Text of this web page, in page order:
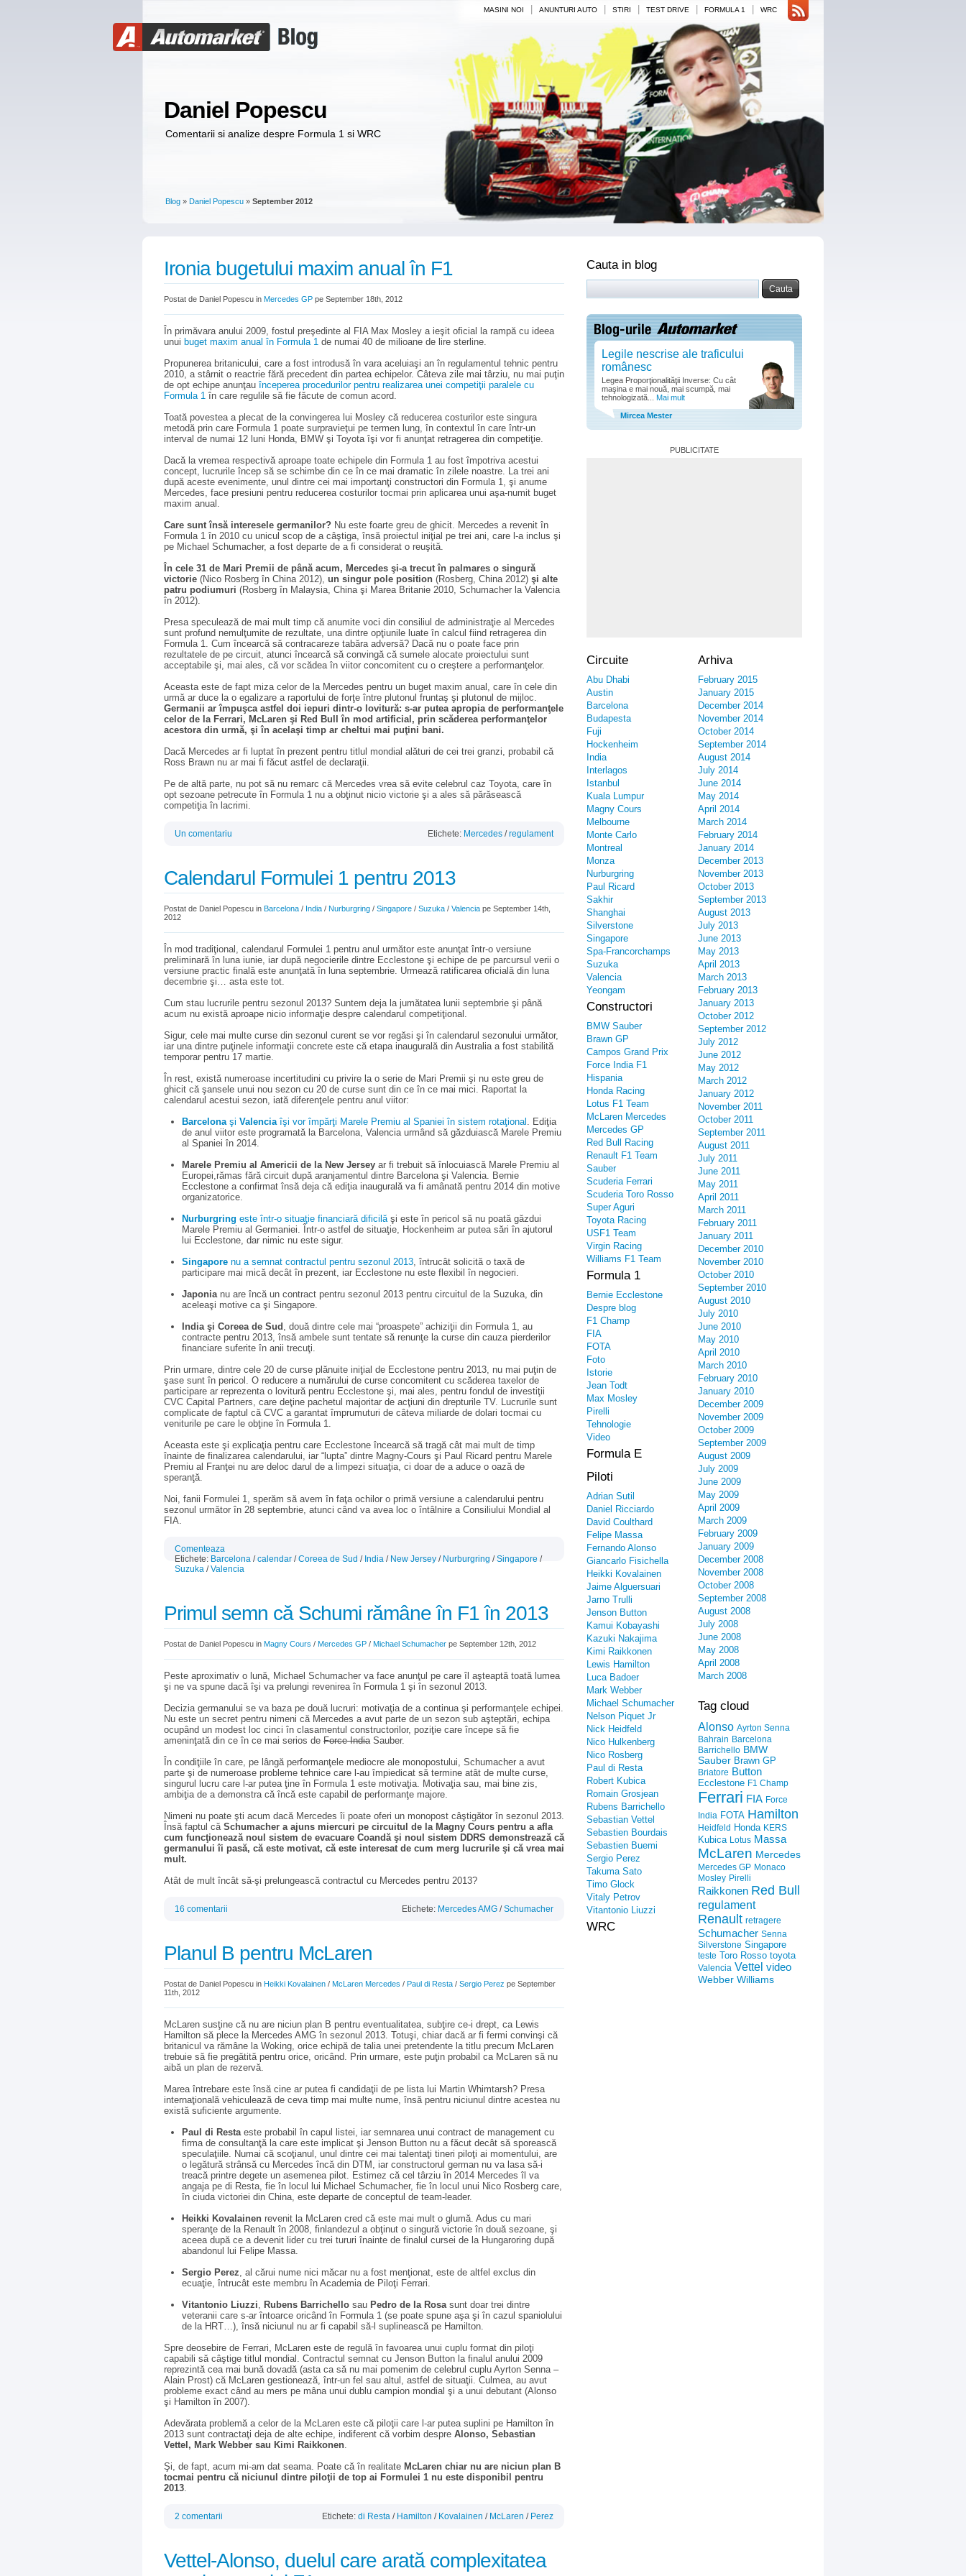
Daniel Popescu
Comentarii si analize despre Formula 1 si WRC
MASINI NOI ANUNTURI AUTO STIRI TEST DRIVE FORMULA 1 WRC
Blog » Daniel Popescu » September 2012
Ironia bugetului maxim anual în F1
Postat de Daniel Popescu in Mercedes GP pe September 18th, 2012
În primăvara anului 2009, fostul preşedinte al FIA Max Mosley a ieşit oficial la rampă cu ideea
unui buget maxim anual în Formula 1 de numai 40 de milioane de lire sterline.
Propunerea britanicului, care a fost introdusă în vara aceluiaşi an în regulamentul tehnic pentru
2010, a stârnit o reactrie fără precedent din partea echipelor. Câteva zile mai târziu, nu mai puţin
de opt echipe anunţau începerea procedurilor pentru realizarea unei competiţii paralele cu
Formula 1 în care regulile să fie făcute de comun acord.
Toată povestea a plecat de la convingerea lui Mosley că reducerea costurilor este singura
metodă prin care Formula 1 poate surpravieţui pe termen lung, în contextul în care într-un
interval de numai 12 luni Honda, BMW şi Toyota îşi vor fi anunţat retragerea din competiţie.
Dacă la vremea respectivă aproape toate echipele din Formula 1 au fost împotriva acestui
concept, lucrurile încep să se schimbe din ce în ce mai dramatic în zilele noastre. La trei ani
după aceste evenimente, unul dintre cei mai importanţi constructori din Formula 1, şi anume
Mercedes, face presiuni pentru reducerea costurilor tocmai prin aplicarea unui aşa-numit buget
maxim anual.
Care sunt însă interesele germanilor? Nu este foarte greu de ghicit. Mercedes a revenit în
Formula 1 în 2010 cu unicul scop de a câştiga, însă proiectul iniţial pe trei ani, care l-a inclus şi
pe Michael Schumacher, a fost departe de a fi considerat o reuşită.
În cele 31 de Mari Premii de până acum, Mercedes şi-a trecut în palmares o singură
victorie (Nico Rosberg în China 2012), un singur pole position (Rosberg, China 2012) şi alte
patru podiumuri (Rosberg în Malaysia, China şi Marea Britanie 2010, Schumacher la Valencia
în 2012).
Presa speculează de mai mult timp că anumite voci din consiliul de administraţie al Mercedes
sunt profund nemulţumite de rezultate, una dintre opţiunile luate în calcul fiind retragerea din
Formula 1. Cum încearcă să contracareze tabăra adversă? Dacă nu o poate face prin
rezultatele de pe circuit, atunci încearcă să convingă că sumele alocate proiectului sunt
acceptabile şi, mai ales, că vor scădea în viitor concomitent cu o creştere a performanţelor.
Aceasta este de fapt miza celor de la Mercedes pentru un buget maxim anual, care în cele din
urmă ar duce la o egalizare a raportului de forţe între plutonul fruntaş şi plutonul de mijloc.
Germanii ar împuşca astfel doi iepuri dintr-o lovitură: s-ar putea apropia de performanţele
celor de la Ferrari, McLaren şi Red Bull în mod artificial, prin scăderea performanţelor
acestora din urmă, şi în acelaşi timp ar cheltui mai puţini bani.
Dacă Mercedes ar fi luptat în prezent pentru titlul mondial alături de cei trei granzi, probabil că
Ross Brawn nu ar mai fi făcut astfel de declaraţii.
Pe de altă parte, nu pot să nu remarc că Mercedes vrea să evite celebrul caz Toyota, care în
opt sezoane petrecute în Formula 1 nu a obţinut nicio victorie şi a ales să părăsească
competiţia în lacrimi.
Un comentariu Etichete: Mercedes /regulament
Calendarul Formulei 1 pentru 2013
Postat de Daniel Popescu in Barcelona / India / Nurburgring / Singapore / Suzuka / Valencia pe September 14th,
2012
În mod tradiţional, calendarul Formulei 1 pentru anul următor este anunţat într-o versiune
preliminară în luna iunie, iar după negocierile dintre Ecclestone şi echipe de pe parcursul verii o
versiune practic finală este anunţată în luna septembrie. Urmează ratificarea oficială din luna
decembrie şi… asta este tot.
Cum stau lucrurile pentru sezonul 2013? Suntem deja la jumătatea lunii septembrie şi până
acum nu există aproape nicio informaţie despre calendarul competiţional.
Sigur, cele mai multe curse din sezonul curent se vor regăsi şi în calendarul sezonului următor,
iar una dintre puţinele informaţii concrete este că etapa inaugurală din Australia a fost stabilită
temporar pentru 17 martie.
În rest, există numeroase incertitudini cu privire la o serie de Mari Premii şi nu este greu de
ghicit că şansele unui nou sezon cu 20 de curse sunt din ce în ce mai mici. Raportat la
calendarul acestui sezon, iată diferenţele pentru anul viitor:
Barcelonaşi Valenciaîşi vor împărţi Marele Premiu al Spaniei în sistem rotaţional . Ediţia
de anul viitor este programată la Barcelona, Valencia urmând să găzduiască Marele Premiu
al Spaniei în 2014.
Marele Premiu al Americii de la New Jersey ar fi trebuit să înlocuiască Marele Premiu al
Europei,rămas fără circuit după aranjamentul dintre Barcelona şi Valencia. Bernie
Ecclestone a confirmat însă deja că ediţia inaugurală va fi amânată pentru 2014 din motive
organizatorice.
Nurburgring este într-o situaţie financiară dificilăşi este în pericol să nu poată găzdui
Marele Premiu al Germaniei. Într-o astfel de situaţie, Hockenheim ar putea sări în ajutorul
lui Ecclestone, dar nimic nu este sigur.
Singapore nu a semnat contractul pentru sezonul 2013, întrucât solicită o taxă de
participare mai mică decât în prezent, iar Ecclestone nu este flexibil în negocieri.
Japonianu are încă un contract pentru sezonul 2013 pentru circuitul de la Suzuka, din
aceleaşi motive ca şi Singapore.
India şi Coreea de Sud , două dintre cele mai “proaspete” achiziţii din Formula 1, au
contracte pentru 2013, însă ambele sunt tentate să renunţe la curse din cauza pierderilor
financiare suferite în anii trecuţi.
Prin urmare, dintre cele 20 de curse plănuite iniţial de Ecclestone pentru 2013, nu mai puţin de
şase sunt în pericol. O reducere a numărului de curse concomitent cu scăderea taxelor de
participare ar reprezenta o lovitură pentru Ecclestone şi, mai ales, pentru fondul de investiţii
CVC Capital Partners, care deţine pachetul majoritar de acţiuni din drepturile TV. Lucrurile sunt
complicate de faptul că CVC a garantat împrumuturi de câteva miliarde de dolari tocmai cu
veniturile pe care le obţine în Formula 1.
Aceasta este şi explicaţia pentru care Ecclestone încearcă să tragă cât mai mult de timp
înainte de finalizarea calendarului, iar “lupta” dintre Magny-Cours şi Paul Ricard pentru Marele
Premiu al Franţei nu are deloc darul de a limpezi situaţia, ci doar de a aduce o oază de
speranţă.
Noi, fanii Formulei 1, sperăm să avem în faţa ochilor o primă versiune a calendarului pentru
sezonul următor în 28 septembrie, atunci când va avea loc o întâlnire a Consiliului Mondial al
FIA.
Comenteaza
Etichete: Barcelona /calendar /Coreea de Sud / India / New Jersey / Nurburgring /Singapore /
Suzuka /Valencia
Primul semn că Schumi rămâne în F1 în 2013
Postat de Daniel Popescu in Magny Cours / Mercedes GP / Michael Schumacher pe September 12th, 2012
Peste aproximativ o lună, Michael Schumacher va face anunţul pe care îl aşteaptă toată lumea
şi ne va spune dacă îşi va prelungi revenirea în Formula 1 şi în sezonul 2013.
Decizia germanului se va baza pe două lucruri: motivaţia de a continua şi performanţele echipei.
Nu este un secret pentru nimeni că Mercedes a avut parte de un sezon sub aşteptări, echipa
ocupând un modest loc cinci în clasamentul constructorilor, poziţie care începe să fie
ameninţată din ce în ce mai serios de Force IndiaSauber.
În condiţiile în care, pe lângă performanţele mediocre ale monopostului, Schumacher a avut
parte şi de numeroase probleme tehnice care l-au împiedicat să termine atât de multe curse,
singurul lucru care l-ar putea ţine în Formula 1 este motivaţia. Motivaţia sau, mai bine zis,
ambiţia de a demonstra că încă este capabil de performanţe majore.
Nimeni nu poate şti acum dacă Mercedes îi poate oferi un monopost câştigător în sezonul 2013.
Însă faptul că Schumacher a ajuns miercuri pe circuitul de la Magny Cours pentru a afla
cum funcţionează noul sistem de evacuare Coandă şi noul sistem DDRS demonstrează că
germanului îi pasă, că este motivat, că este interesat de cum merg lucrurile şi că vrea mai
mult.
Atât de mult încât să-şi prelungească contractul cu Mercedes pentru 2013?
16 comentarii Etichete: Mercedes AMG /Schumacher
Planul B pentru McLaren
Postat de Daniel Popescu in Heikki Kovalainen / McLaren Mercedes / Paul di Resta / Sergio Perez pe September
11th, 2012
McLaren susţine că nu are niciun plan B pentru eventualitatea, subţire ce-i drept, ca Lewis
Hamilton să plece la Mercedes AMG în sezonul 2013. Totuşi, chiar dacă ar fi fermi convinşi că
britanicul va rămâne la Woking, orice echipă de talia unei pretendente la titlu precum McLaren
trebuie să fie pregătită pentru orice, oricând. Prin urmare, este puţin probabil ca McLaren să nu
aibă un plan de rezervă.
Marea întrebare este însă cine ar putea fi candidaţii de pe lista lui Martin Whimtarsh? Presa
internaţională vehiculează de ceva timp mai multe nume, însă pentru niciunul dintre acestea nu
există suficiente argumente.
Paul di Restaeste probabil în capul listei, iar semnarea unui contract de management cu
firma de consultanţă la care este implicat şi Jenson Button nu a făcut decât să sporească
speculaţiile. Numai că scoţianul, unul dintre cei mai talentaţi tineri piloţi ai momentului, are
o legătură strânsă cu Mercedes încă din DTM, iar constructorul german nu va lasa să-i
treacă printre degete un asemenea pilot. Estimez că cel târziu în 2014 Mercedes îl va
angaja pe di Resta, fie în locul lui Michael Schumacher, fie în locul unui Nico Rosberg care,
în ciuda victoriei din China, este departe de conceptul de team-leader.
Heikki Kovalainen revenit la McLaren cred că este mai mult o glumă. Adus cu mari
speranţe de la Renault în 2008, finlandezul a obţinut o singură victorie în două sezoane, şi
aceea după ce a devenit lider cu trei tururi înainte de finalul cursei de la Hungaroring după
abandonul lui Felipe Massa.
Sergio Perez, al cărui nume nici măcar nu a fost menţionat, este de altfel exclus din
ecuaţie, întrucât este membru în Academia de Piloţi Ferrari.
Vitantonio Liuzzi, Rubens Barrichello sau Pedro de la Rosasunt doar trei dintre
veteranii care s-ar întoarce oricând în Formula 1 (se poate spune aşa şi în cazul spaniolului
de la HRT…), însă niciunul nu ar fi capabil să-l suplinească pe Hamilton.
Spre deosebire de Ferrari, McLaren este de regulă în favoarea unui cuplu format din piloţi
capabili să câştige titlul mondial. Contractul semnat cu Jenson Button la finalul anului 2009
reprezintă cea mai bună dovadă (asta ca să nu mai pomenim de celebrul cuplu Ayrton Senna –
Alain Prost) că McLaren gestionează, într-un fel sau altul, astfel de situaţii. Culmea, au avut
probleme exact când au mers pe mâna unui dublu campion mondial şi a unui debutant (Alonso
şi Hamilton în 2007).
Adevărata problemă a celor de la McLaren este că piloţii care l-ar putea suplini pe Hamilton în
2013 sunt contractaţi deja de alte echipe, indiferent că vorbim despre Alonso, Sebastian
Vettel, Mark Webber sau Kimi Raikkonen.
Şi, de fapt, acum mi-am dat seama. Poate că în realitate McLaren chiar nu are niciun plan B
tocmai pentru că niciunul dintre piloţii de top ai Formulei 1 nu este disponibil pentru
2013.
2 comentarii Etichete: di Resta / Hamilton / Kovalainen / McLaren / Perez
Vettel-Alonso, duelul care arată complexitatea
Cauta in blog
Legile nescrise ale traficului
românesc
Legea Proporţionalităţii Inverse: Cu cât
maşina e mai nouă, mai scumpă, mai
tehnologizată...
Mai mult
Mircea Mester
PUBLICITATE
Circuite
Abu Dhabi
Austin
Barcelona
Budapesta
Fuji
Hockenheim
India
Interlagos
Istanbul
Kuala Lumpur
Magny Cours
Melbourne
Monte Carlo
Montreal
Monza
Nurburgring
Paul Ricard
Sakhir
Shanghai
Silverstone
Singapore
Spa-Francorchamps
Suzuka
Valencia
Yeongam
Constructori
BMW Sauber
Brawn GP
Campos Grand Prix
Force India F1
Hispania
Honda Racing
Lotus F1 Team
McLaren Mercedes
Mercedes GP
Red Bull Racing
Renault F1 Team
Sauber
Scuderia Ferrari
Scuderia Toro Rosso
Super Aguri
Toyota Racing
USF1 Team
Virgin Racing
Williams F1 Team
Formula 1
Bernie Ecclestone
Despre blog
F1 Champ
FIA
FOTA
Foto
Istorie
Jean Todt
Max Mosley
Pirelli
Tehnologie
Video
Formula E
Piloti
Adrian Sutil
Daniel Ricciardo
David Coulthard
Felipe Massa
Fernando Alonso
Giancarlo Fisichella
Heikki Kovalainen
Jaime Alguersuari
Jarno Trulli
Jenson Button
Kamui Kobayashi
Kazuki Nakajima
Kimi Raikkonen
Lewis Hamilton
Luca Badoer
Mark Webber
Michael Schumacher
Nelson Piquet Jr
Nick Heidfeld
Nico Hulkenberg
Nico Rosberg
Paul di Resta
Robert Kubica
Romain Grosjean
Rubens Barrichello
Sebastian Vettel
Sebastien Bourdais
Sebastien Buemi
Sergio Perez
Takuma Sato
Timo Glock
Vitaly Petrov
Vitantonio Liuzzi
WRC
Arhiva
February 2015
January 2015
December 2014
November 2014
October 2014
September 2014
August 2014
July 2014
June 2014
May 2014
April 2014
March 2014
February 2014
January 2014
December 2013
November 2013
October 2013
September 2013
August 2013
July 2013
June 2013
May 2013
April 2013
March 2013
February 2013
January 2013
October 2012
September 2012
July 2012
June 2012
May 2012
March 2012
January 2012
November 2011
October 2011
September 2011
August 2011
July 2011
June 2011
May 2011
April 2011
March 2011
February 2011
January 2011
December 2010
November 2010
October 2010
September 2010
August 2010
July 2010
June 2010
May 2010
April 2010
March 2010
February 2010
January 2010
December 2009
November 2009
October 2009
September 2009
August 2009
July 2009
June 2009
May 2009
April 2009
March 2009
February 2009
January 2009
December 2008
November 2008
October 2008
September 2008
August 2008
July 2008
June 2008
May 2008
April 2008
March 2008
Tag cloud
Alonso Ayrton Senna
Bahrain Barcelona
Barrichello BMW
Sauber Brawn GP
Briatore Button
Ecclestone F1 Champ
Ferrari FIA Force
India FOTA Hamilton
Heidfeld Honda KERS
Kubica Lotus Massa
McLaren Mercedes
Mercedes GP Monaco
Mosley Pirelli
Raikkonen Red Bull
regulament
Renault retragere
Schumacher Senna
Silverstone Singapore
teste Toro Rosso toyota
Valencia Vettel video
Webber Williams